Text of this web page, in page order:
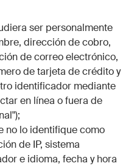
ser personalmente
dirección de cobro,
de correo electrónico,
de tarjeta de crédito y
identificador mediante
en línea o fuera de
no lo identifique como
de IP, sistema
e idioma, fecha y hora